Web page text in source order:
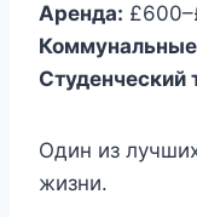
Аренда:
Студенческий
Один из
жизни.